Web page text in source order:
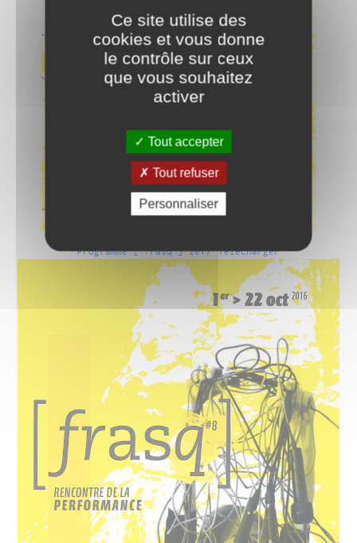
Programme [ frasq ] 2017 Télécharger
Ce site utilise des
cookies et vous donne
le contrôle sur ceux
que vous souhaitez
activer
Tout accepter
Tout refuser
Personnaliser